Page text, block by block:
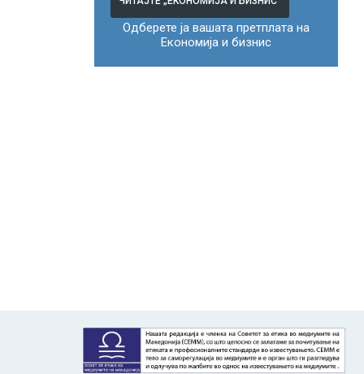
Одберете ја вашата претплата на
Економија и бизнис